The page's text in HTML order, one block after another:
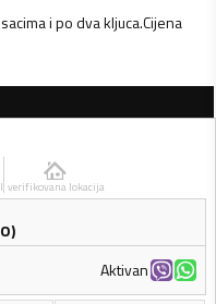
i po dva kljuca.Cijena
verifikovana lokacija
Aktivan